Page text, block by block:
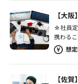
【大
☆社員
携わる
想
【佐